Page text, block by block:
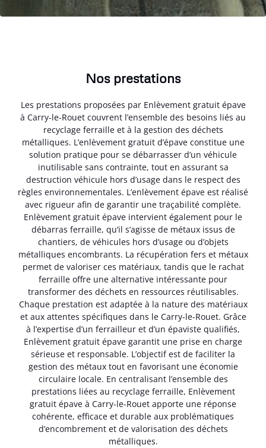
Nos prestations
Les prestations proposées par Enlèvement gratuit épave
à Carry-le-Rouet couvrent l’ensemble des besoins liés au
recyclage ferraille et à la gestion des déchets
métalliques. L’enlèvement gratuit d’épave constitue une
solution pratique pour se débarrasser d’un véhicule
inutilisable sans contrainte, tout en assurant sa
destruction véhicule hors d’usage dans le respect des
règles environnementales. L’enlèvement épave est réalisé
avec rigueur afin de garantir une traçabilité complète.
Enlèvement gratuit épave intervient également pour le
débarras ferraille, qu’il s’agisse de métaux issus de
chantiers, de véhicules hors d’usage ou d’objets
métalliques encombrants. La récupération fers et métaux
permet de valoriser ces matériaux, tandis que le rachat
ferraille offre une alternative intéressante pour
transformer des déchets en ressources réutilisables.
Chaque prestation est adaptée à la nature des matériaux
et aux attentes spécifiques dans le Carry-le-Rouet. Grâce
à l’expertise d’un ferrailleur et d’un épaviste qualifiés,
Enlèvement gratuit épave garantit une prise en charge
sérieuse et responsable. L’objectif est de faciliter la
gestion des métaux tout en favorisant une économie
circulaire locale. En centralisant l’ensemble des
prestations liées au recyclage ferraille, Enlèvement
gratuit épave à Carry-le-Rouet apporte une réponse
cohérente, efficace et durable aux problématiques
d’encombrement et de valorisation des déchets
métalliques.